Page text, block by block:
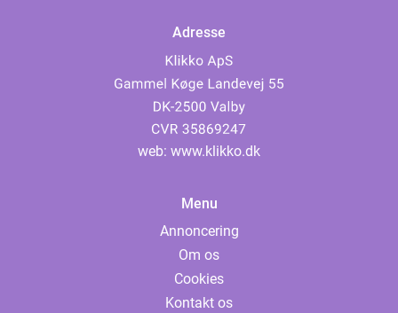
Adresse
web: www.klikko.dk
Menu
Annoncering
Om os
Cookies
Kontakt os